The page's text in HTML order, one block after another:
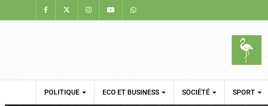
POLITIQUE ECO ET BUSINESS SOCIÉTÉ SPORT